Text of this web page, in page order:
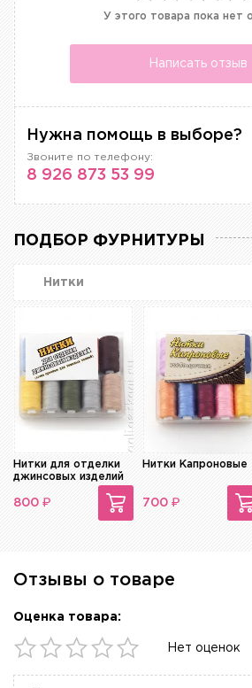
У этого товара пока нет
Написать отзыв
Нужна помощь в выборе?
Звоните по телефону:
8 926 873 53 99
ПОДБОР ФУРНИТУРЫ
Нитки
Нитки для отделки
джинсовых изделий
800 ₽
Нитки Капроновые
700 ₽
Отзывы о товаре
Оценка товара:
Нет оценок